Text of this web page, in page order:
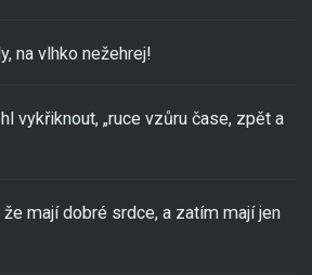
na vlhko nežehrej!
vykřiknout, „ruce vzůru čase, zpět a
mají dobré srdce, a zatím mají jen